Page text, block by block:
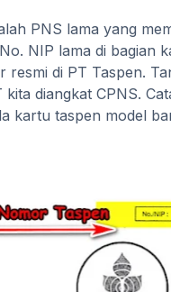
PNS lama yang
NIP lama di bagian
resmi di PT Taspen.
diangkat CPNS.
kartu taspen model